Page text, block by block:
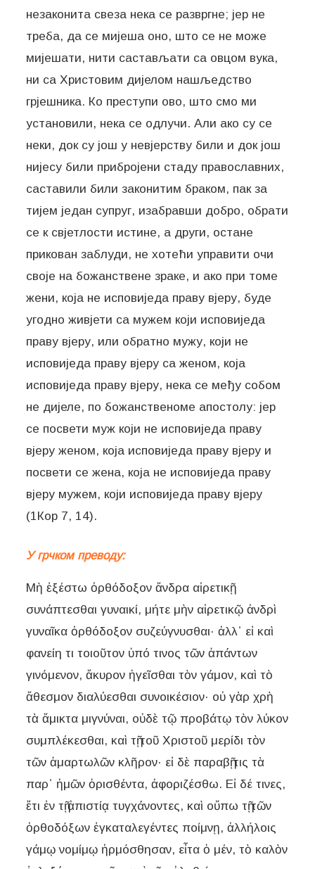
незаконита свеза нека се развргне; јер не
треба, да се мијеша оно, што се не може
мијешати, нити састављати са овцом вука,
ни са Христовим дијелом нашљедство
грјешника. Ко преступи ово, што смо ми
установили, нека се одлучи. Али ако су се
неки, док су још у невјерству били и док још
нијесу били прибројени стаду православних,
саставили били законитим браком, пак за
тијем један супруг, изабравши добро, обрати
се к свјетлости истине, а други, остане
прикован заблуди, не хотећи управити очи
своје на божанствене зраке, и ако при томе
жени, која не исповиједа праву вјеру, буде
угодно живјети са мужем који исповиједа
праву вјеру, или обратно мужу, који не
исповиједа праву вјеру са женом, која
исповиједа праву вјеру, нека се међу собом
не дијеле, по божанственоме апостолу: јер
се посвети муж који не исповиједа праву
вјеру женом, која исповиједа праву вјеру и
посвети се жена, која не исповиједа праву
вјеру мужем, који исповиједа праву вјеру
(1Кор 7, 14).
У грчком преводу:
Μὴ ἐξέστω ὀρθόδοξον ἄνδρα αἱρετικῇ
συνάπτεσθαι γυναικί, μήτε μὴν αἱρετικῷ ἀνδρὶ
γυναῖκα ὀρθόδοξον συζεύγνυσθαι· ἀλλ᾿ εἰ καὶ
φανείη τι τοιοῦτον ὑπό τινος τῶν ἁπάντων
γινόμενον, ἄκυρον ἡγεῖσθαι τὸν γάμον, καὶ τὸ
ἄθεσμον διαλύεσθαι συνοικέσιον· οὐ γὰρ χρὴ
τὰ ἄμικτα μιγνύναι, οὐδὲ τῷ προβάτῳ τὸν λύκον
συμπλέκεσθαι, καὶ τῇ τοῦ Χριστοῦ μερίδι τὸν
τῶν ἁμαρτωλῶν κλῆρον· εἰ δὲ παραβῇ τις τὰ
παρ᾿ ἡμῶν ὁρισθέντα, ἀφοριζέσθω. Εἰ δέ τινες,
ἔτι ἐν τῇ ἀπιστίᾳ τυγχάνοντες, καὶ οὔπω τῇ τῶν
ὀρθοδόξων ἐγκαταλεγέντες ποίμνῃ, ἀλλήλοις
γάμῳ νομίμῳ ἡρμόσθησαν, εἶτα ὁ μέν, τὸ καλὸν